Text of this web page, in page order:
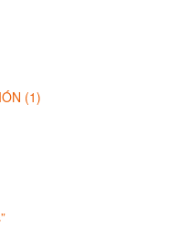
(1)